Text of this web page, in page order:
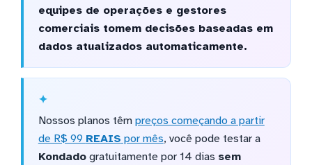
equipes de operações e gestores
comerciais tomem decisões baseadas em
dados atualizados automaticamente.
Nossos planos têm preços começando a partir
de R$ 99 REAIS por mês, você pode testar a
Kondadogratuitamente por 14 dias sem